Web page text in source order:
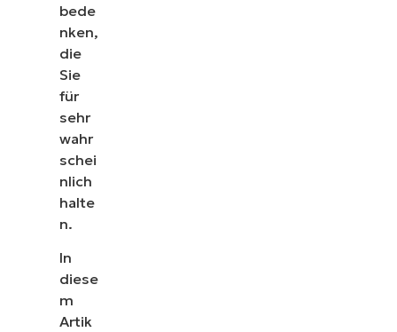
bede
nken,
die
Sie
für
sehr
wahr
schei
nlich
halte
n.
In
diese
m
Artik